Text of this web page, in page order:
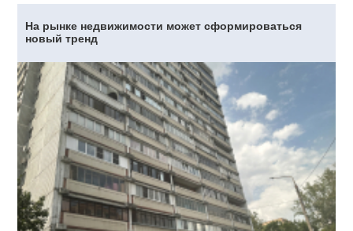
На рынке недвижимости может сформироваться
новый тренд